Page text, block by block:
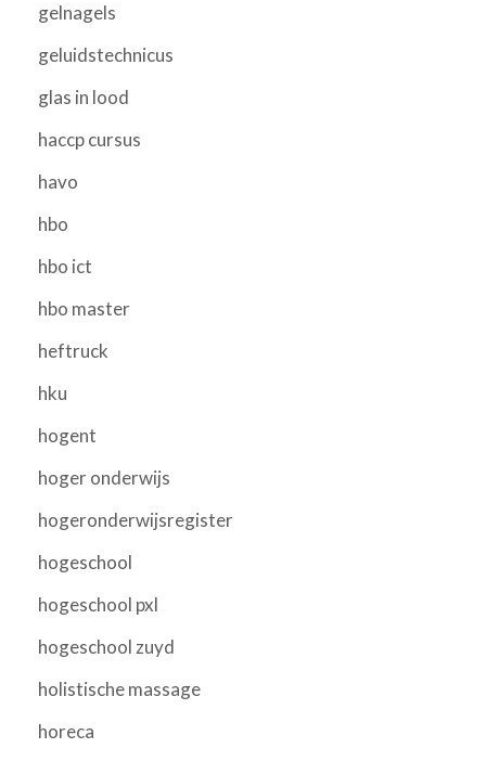
gelnagels
geluidstechnicus
glas in lood
haccp cursus
havo
hbo
hbo ict
hbo master
heftruck
hku
hogent
hoger onderwijs
hogeronderwijsregister
hogeschool
hogeschool pxl
hogeschool zuyd
holistische massage
horeca